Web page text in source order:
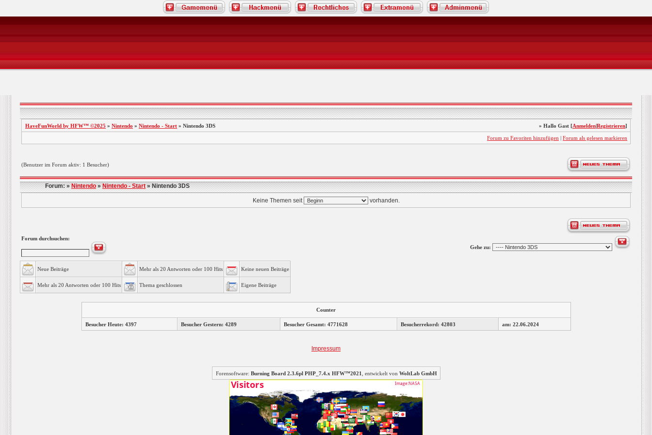
HaveFunWorld by HFW™ ©2025 » Nintendo » Nintendo - Start » Nintendo 3DS » Hallo Gast [Anmelden|Registrieren]
Forum zu Favoriten hinzufügen | Forum als gelesen markieren
(Benutzer im Forum aktiv: 1 Besucher)
Forum: » Nintendo » Nintendo - Start » Nintendo 3DS
Keine Themen seit vorhanden.
Forum durchsuchen:
Gehe zu:
Neue Beiträge Mehr als 20 Antworten oder 100 Hits Keine neuen Beiträge
Mehr als 20 Antworten oder 100 Hits Thema geschlossen Eigene Beiträge
Counter
Besucher Heute: 4397 Besucher Gestern: 4289 Besucher Gesamt: 4771628 Besucherrekord: 42803 am: 22.06.2024
Impressum
Forensoftware: Burning Board 2.3.6pl PHP_7.4.x HFW™2021 , entwickelt von WoltLab GmbH